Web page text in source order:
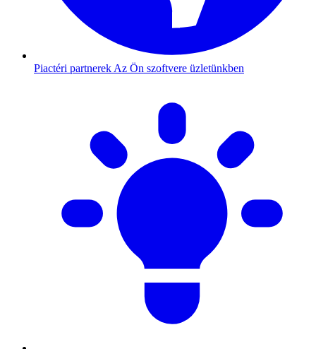
Piactéri partnerek Az Ön szoftvere üzletünkben